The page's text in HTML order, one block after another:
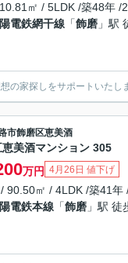
㎡ / 5LDK /築48年 /
電鉄網干線 「飾磨 」駅
の家探しをサポートいたし
市飾磨区恵美酒
恵美酒マンション 305
万円 4月26日 値下げ
90.50㎡ / 4LDK /築41年
電鉄本線 「飾磨 」駅 徒